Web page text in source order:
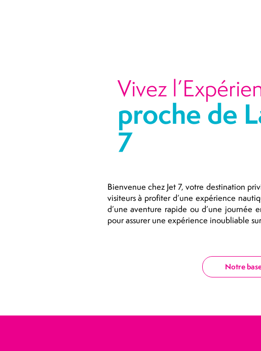
Vivez
proche de
7
Bienvenue chez Jet 7, votre destination
visiteurs à profiter d’une expérience
d’une aventure rapide ou d’une journée
pour assurer une expérience inoubliable
Notre